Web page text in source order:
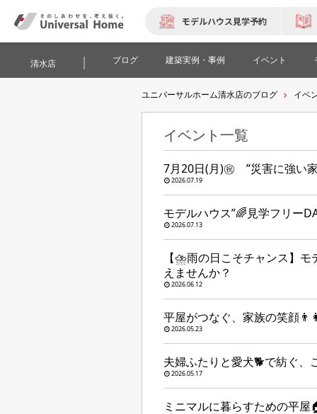
モデルハウス見学予約
清水店 ブログ 建築実例・事例 イベント
ユニバーサルホーム清水店のブログ イベ
イベント一覧
7月20日(月)㊗ ”災害に強い
2026.07.19
モデルハウス”🌈見学フリー
2026.07.13
【⛈️雨の日こそチャンス】
えませんか？
2026.06.12
平屋がつなぐ、家族の笑顔
2026.05.23
夫婦ふたりと愛犬🐕で紡ぐ、
2026.05.17
ミニマルに暮らすための平屋